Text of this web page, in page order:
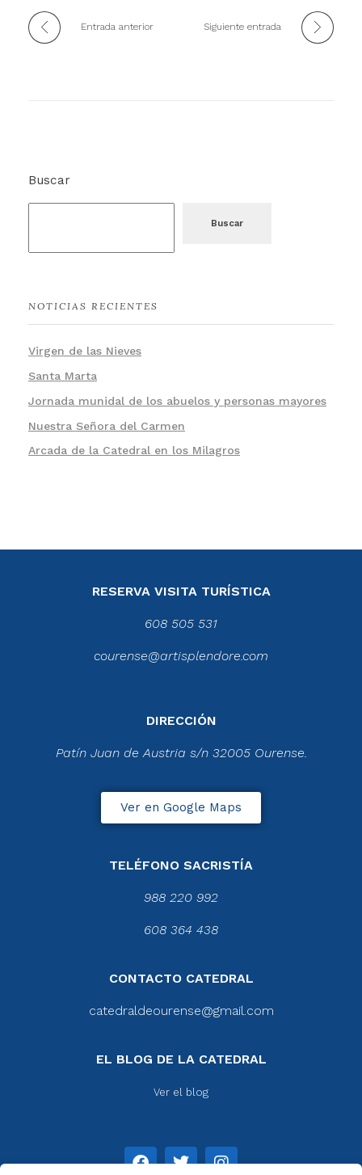
Entrada anterior Siguiente entrada
Buscar
Buscar
NOTICIAS RECIENTES
Virgen de las Nieves
Santa Marta
Jornada munidal de los abuelos y personas mayores
Nuestra Señora del Carmen
Arcada de la Catedral en los Milagros
RESERVA VISITA TURÍSTICA
608 505 531
courense@artisplendore.com
DIRECCIÓN
Patín Juan de Austria s/n 32005 Ourense.
Ver en Google Maps
TELÉFONO SACRISTÍA
988 220 992
608 364 438
CONTACTO CATEDRAL
catedraldeourense@gmail.com
EL BLOG DE LA CATEDRAL
Ver el blog